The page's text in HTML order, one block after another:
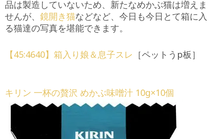
品は製造していないため、新たなめかぶ猫は増えま
せんが、 鏡開き猫などなど、今日も今日とて箱に入
る猫達の写真を堪能できます。
【45:4640】箱入り娘＆息子スレ ［ペットうp板］
キリン 一杯の贅沢 めかぶ味噌汁 10g×10個